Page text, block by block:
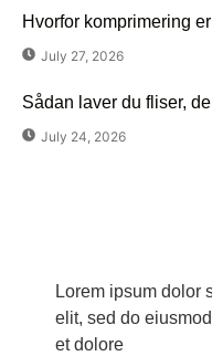
Hvorfor komprimering
July 27, 2026
Sådan laver du fliser,
July 24, 2026
Lorem ipsum dolor
elit, sed do
et dolore